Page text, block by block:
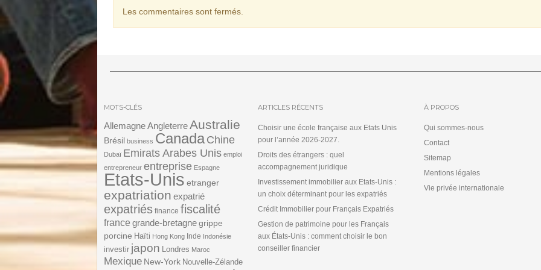
Les commentaires sont fermés.
MOTS-CLÉS
AllemagneAngleterreAustralie
Brésil business CanadaChine
Dubaï Emirats Arabes Unis emploi
entrepreneur entreprise Espagne
Etats-Unis etranger
expatriation expatrié
expatriés finance fiscalité
france grande-bretagnegrippe
porcine Haïti Hong Kong Inde Indonésie
investir japon Londres Maroc
Mexique New-York Nouvelle-Zélande
ARTICLES RÉCENTS
Choisir une école française aux Etats Unis
pour l’année 2026-2027.
Droits des étrangers : quel
accompagnement juridique
Investissement immobilier aux Etats-Unis :
un choix déterminant pour les expatriés
Crédit Immobilier pour Français Expatriés
Gestion de patrimoine pour les Français
aux États-Unis : comment choisir le bon
conseiller financier
À PROPOS
Qui sommes-nous
Contact
Sitemap
Mentions légales
Vie privée internationale